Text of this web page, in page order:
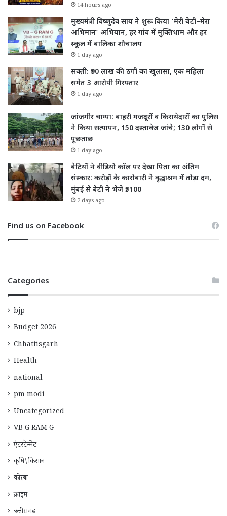
14 hours ago
मुख्यमंत्री विष्णुदेव साय ने शुरू किया ‘मेरी बेटी–मेरा
अभिमान’ अभियान, हर गांव में मुक्तिधाम और हर
स्कूल में बालिका शौचालय
1 day ago
सक्ती: ₹90 लाख की ठगी का खुलासा, एक महिला
समेत 3 आरोपी गिरफ्तार
1 day ago
जांजगीर चाम्पा: बाहरी मजदूरों व किरायेदारों का पुलिस
ने किया सत्यापन, 150 दस्तावेज जांचे; 130 लोगों से
पूछताछ
1 day ago
बेटियों ने वीडियो कॉल पर देखा पिता का अंतिम
संस्कार: करोड़ों के कारोबारी ने वृद्धाश्रम में तोड़ा दम,
मुंबई से बेटी ने भेजे ₹5100
2 days ago
Find us on Facebook
Categories
bjp
Budget 2026
Chhattisgarh
Health
national
pm modi
Uncategorized
VB G RAM G
एंटरटेन्मेंट
कृषि\किसान
कोरबा
क्राइम
छत्तीसगढ़